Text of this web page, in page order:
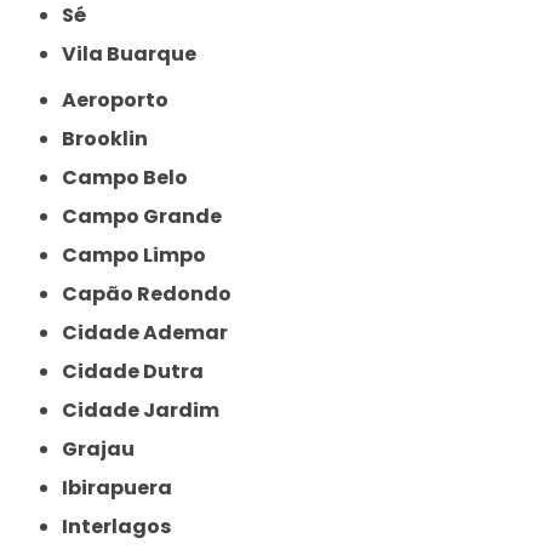
Sé
Vila Buarque
Aeroporto
Brooklin
Campo Belo
Campo Grande
Campo Limpo
Capão Redondo
Cidade Ademar
Cidade Dutra
Cidade Jardim
Grajau
Ibirapuera
Interlagos